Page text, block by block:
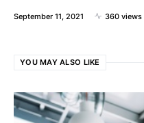
September 11, 2021 360 views
YOU MAY ALSO LIKE